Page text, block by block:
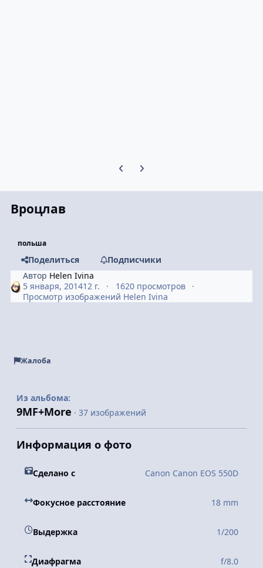
Предыдущий слайд карусели
Следующий слайд карусели
Вроцлав
польша
Поделиться
Подписчики
Автор Helen Ivina
5 января, 201412 г.
1620 просмотров
Просмотр изображений Helen Ivina
Жалоба
Из альбома:
9MF+More · 37 изображений
Информация о фото
Сделано с Canon Canon EOS 550D
Фокусное расстояние 18 mm
Выдержка 1/200
Диафрагма f/8.0